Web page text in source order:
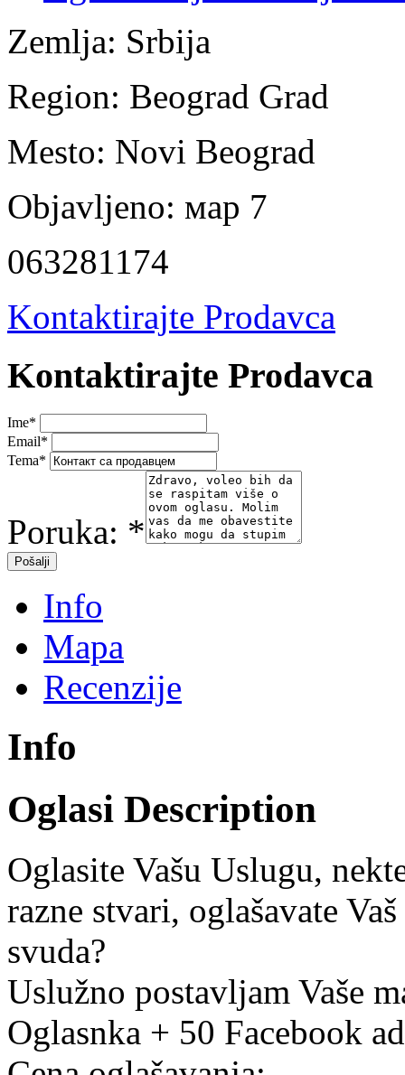
Zemlja: Srbija
Region: Beograd Grad
Mesto: Novi Beograd
Objavljeno: мар 7
063281174
Kontaktirajte Prodavca
Kontaktirajte Prodavca
Ime*
Email*
Tema*
Poruka: *
Info
Mapa
Recenzije
Info
Oglasi Description
Oglasite Vašu Uslugu,
razne stvari, oglašavate
svuda?
Uslužno postavljam Vaše
Oglasnka + 50 Facebook